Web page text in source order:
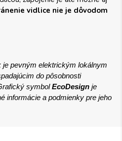
vidlice nie je dôvodom
je pevným elektrickým lokálnym
do pôsobnosti
symbolEcoDesign je
informácie a podmienky pre jeho